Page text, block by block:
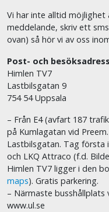
Vi har inte alltid
meddelande, skriv ett
ovan) så hör vi av oss
Post- och
Himlen TV7
Lastbilsgatan 9
754 54 Uppsala
– Från E4 (avfart 187
på Kumlagatan vid
Lastbilsgatan. Tag första
och LKQ Attraco (f.d.
Himlen TV7 ligger i den
maps). Gratis parkering.
– Närmaste busshållplats
www.ul.se